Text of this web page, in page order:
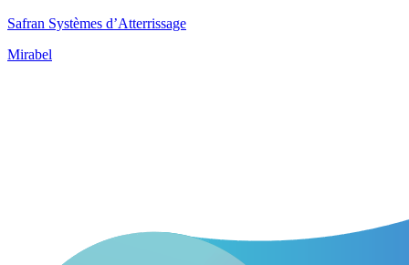
Safran Systèmes d’Atterrissage
Mirabel